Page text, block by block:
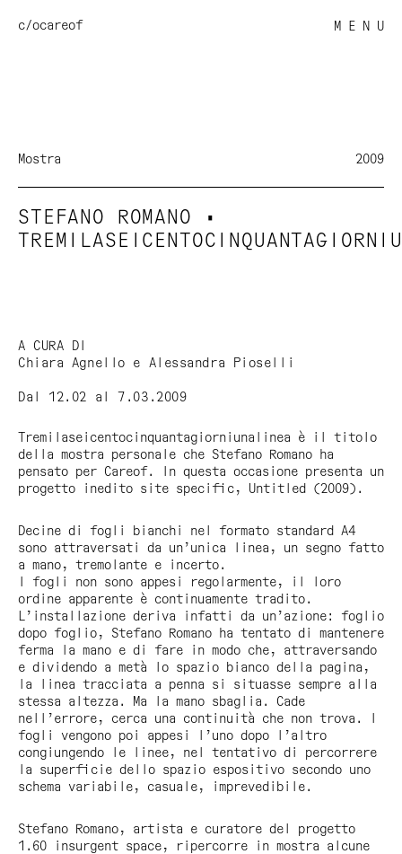
c/ocareof M E N U
Mostra 2009
STEFANO ROMANO •
A CURA DI
Chiara Agnello e Alessandra Pioselli
Dal 12.02 al 7.03.2009
Tremilaseicentocinquantagiorniunalinea è il titolo
della mostra personale che Stefano Romano ha
pensato per Careof. In questa occasione presenta un
progetto inedito site specific, Untitled (2009).
Decine di fogli bianchi nel formato standard A4
sono attraversati da un’unica linea, un segno fatto
a mano, tremolante e incerto.
I fogli non sono appesi regolarmente, il loro
ordine apparente è continuamente tradito.
L’installazione deriva infatti da un’azione: foglio
dopo foglio, Stefano Romano ha tentato di mantenere
ferma la mano e di fare in modo che, attraversando
e dividendo a metà lo spazio bianco della pagina,
la linea tracciata a penna si situasse sempre alla
stessa altezza. Ma la mano sbaglia. Cade
nell’errore, cerca una continuità che non trova. I
fogli vengono poi appesi l’uno dopo l’altro
congiungendo le linee, nel tentativo di percorrere
la superficie dello spazio espositivo secondo uno
schema variabile, casuale, imprevedibile.
Stefano Romano, artista e curatore del progetto
1.60 insurgent space , ripercorre in mostra alcune